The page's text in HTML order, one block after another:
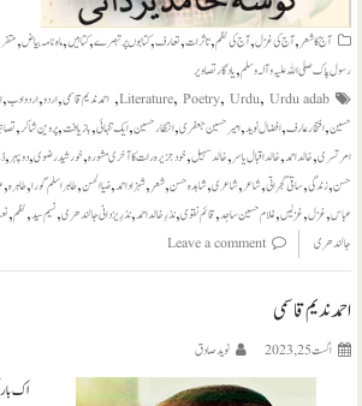
آج کا شعر,آج کی غزل,آج کی نظم,تاثرات,تعارف,کتابوں پر تبصرے,کتابيں,ماہ نامہ بیاض,
رسول پاک صلی اللہ علیہ و آلہ وسلم,يادگار تصاوير
Literature, Poetry, Urdu, Urdu adab
,احمد ندیم قاسمی,اردو,اردو ادب,
حسین,افتخار عارف,افضال نوید,امیر حسین جعفری,انتظار حسین,ایک تنہائی,بازیافت,پروین شاکر,
امرتسری,خالد احمد,خالد اقبال یاسر,خالد سہیل,خود جزیرہ رات کا آخری مشورہ,خورشید رضوی,دوپہر,
حسن,زندگی,ساقی گجراتی,شاعر,شاعری,شاہدہ حسن,شعر,شہزاد احمد,ضیاالحسن,طاہر اسلم گورا,طاہرہ,
عباس,غزل,غزلیں,غلام حسین ساجد,قائم نقوی,نذرِ خالد احمد,نذرِ یزدانی جالندھری,نسیم سید,نظم,
جالندھری
Leave a comment
احمد ندیم قاسمی
اگست 25, 2023 نويد صادق
اک